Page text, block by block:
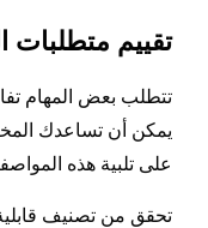
تقييم
تتطلب بعض المهام
يمكن أن تساعدك
على تلبية هذه
تحقق من تصنيف قابلية